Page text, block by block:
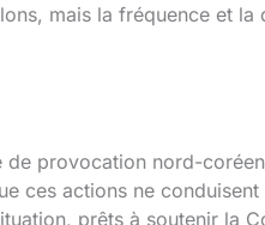
mais la fréquence et la
provocation nord-
ces actions ne conduisent
prêts à soutenir la